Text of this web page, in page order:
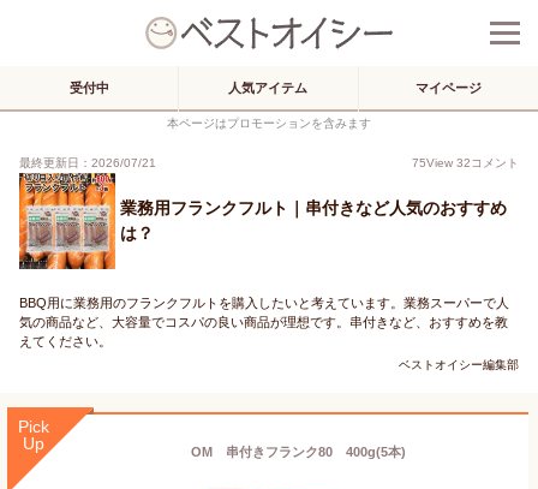
受付中 人気アイテム マイページ
本ページはプロモーションを含みます
最終更新日：2026/07/21 75View 32コメント
業務用フランクフルト｜串付きなど人気のおすすめ
は？
BBQ用に業務用のフランクフルトを購入したいと考えています。業務スーパーで人
気の商品など、大容量でコスパの良い商品が理想です。串付きなど、おすすめを教
えてください。
ベストオイシー編集部
Pick
Up
OM 串付きフランク80 400g(5本)